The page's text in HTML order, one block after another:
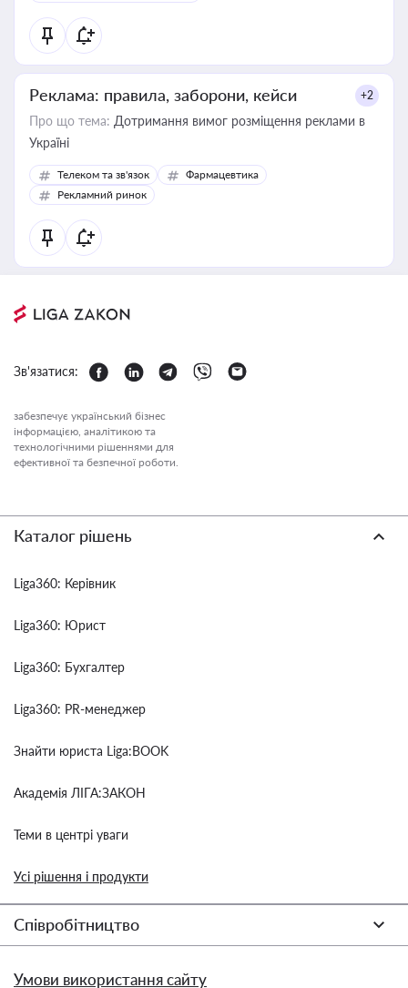
Реклама: правила, заборони, кейси +2
Про що тема: Дотримання вимог розміщення реклами в
Україні
Телеком та зв'язок
Фармацевтика
Рекламний ринок
Зв'язатися:
забезпечує український бізнес
інформацією, аналітикою та
технологічними рішеннями для
ефективної та безпечної роботи.
Каталог рішень
Liga360: Керівник
Liga360: Юрист
Liga360: Бухгалтер
Liga360: PR-менеджер
Знайти юриста Liga:BOOK
Академія ЛІГА:ЗАКОН
Теми в центрі уваги
Усі рішення і продукти
Співробітництво
Умови використання сайту